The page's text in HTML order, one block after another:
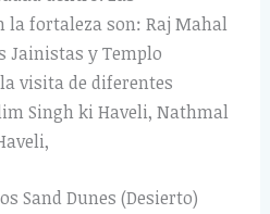
la fortaleza son: Raj Mahal
Jainistas y Templo
visita de diferentes
Singh ki Haveli, Nathmal
Sand Dunes (Desierto)